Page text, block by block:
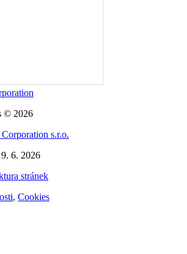
© 2026
s.r.o.
6. 2026
stránek
, Cookies